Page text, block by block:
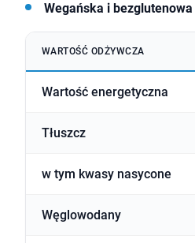
Wegańska i bezglutenowa
WARTOŚĆ ODŻYWCZA
Wartość energetyczna
Tłuszcz
w tym kwasy nasycone
Węglowodany